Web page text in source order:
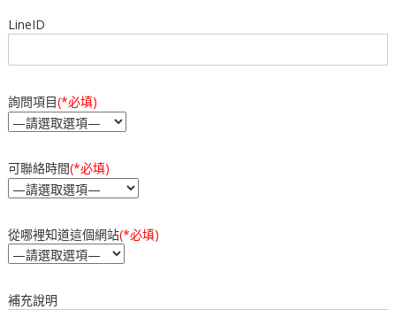
LineID
詢問項目(*必填)
可聯絡時間(*必填)
從哪裡知道這個網站(*必填)
補充說明